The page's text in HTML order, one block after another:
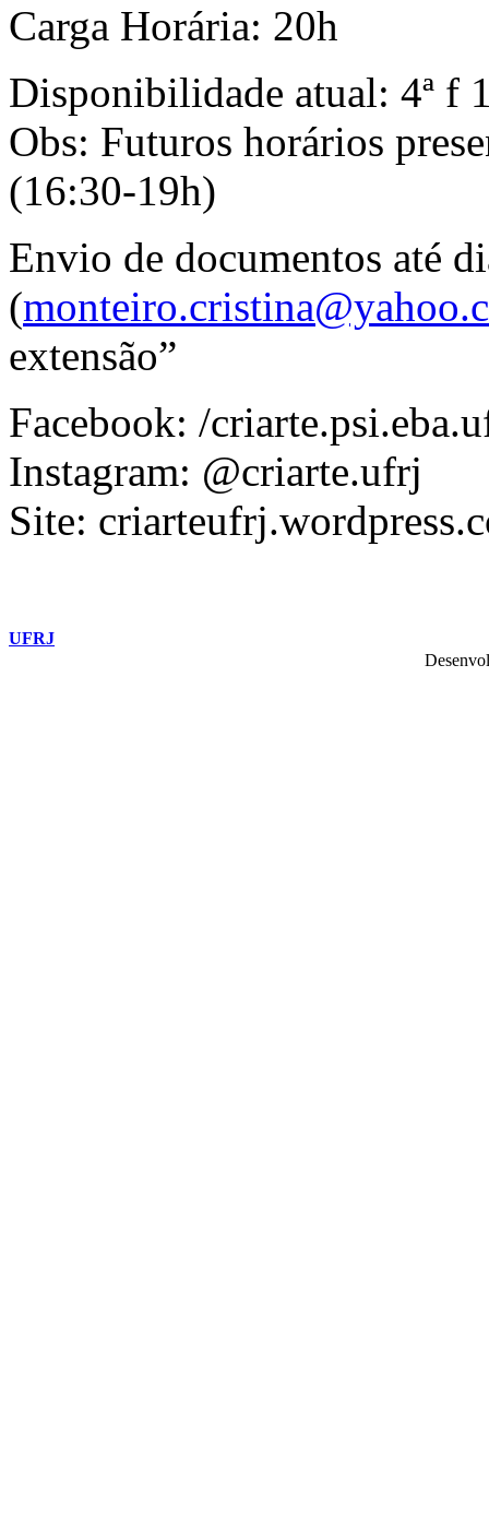
Carga Horária: 20h
Disponibilidade atual: 4ª f
Obs: Futuros horários
(16:30-19h)
Envio de documentos até
(
extensão”
Facebook: /
Instagram: @criarte.ufrj
Site:
UFRJ